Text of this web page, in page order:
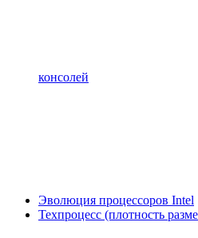
консолей
Эволюция процессоров Intel
Техпроцесс (плотность